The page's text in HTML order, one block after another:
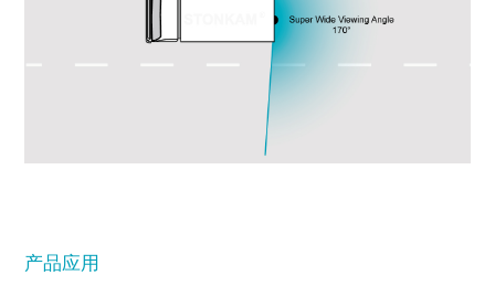
产品应用